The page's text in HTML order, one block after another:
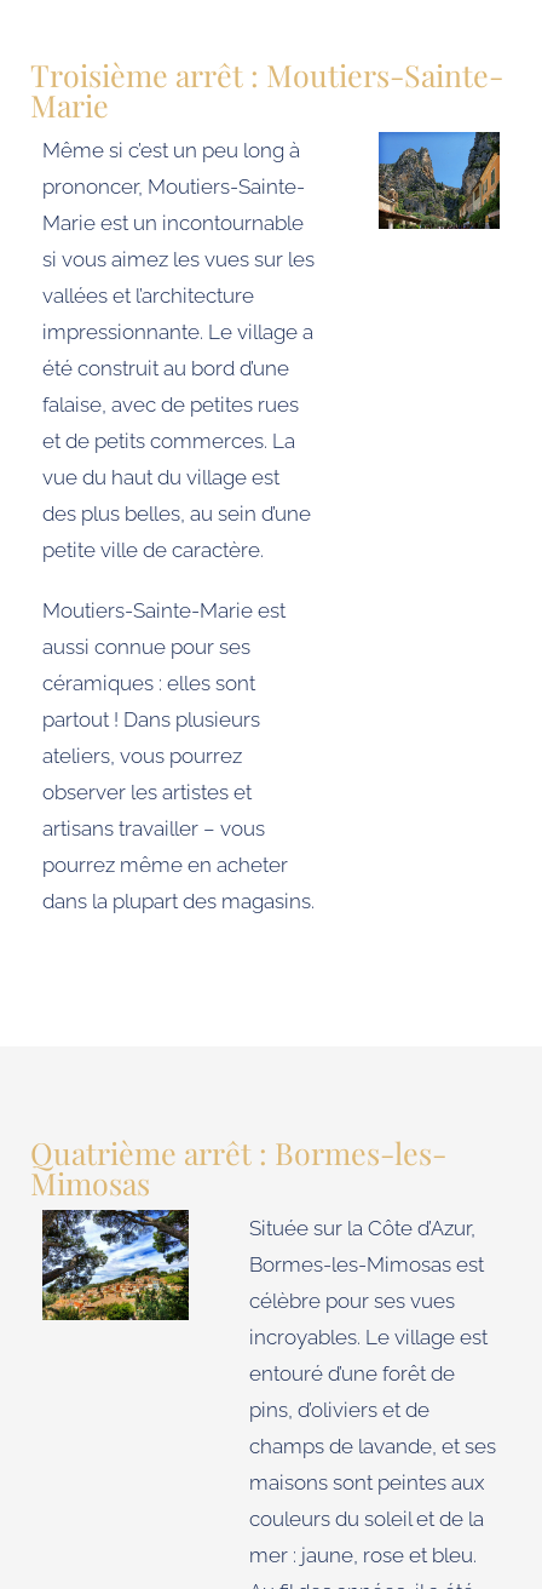
Troisième arrêt : Moutiers-Sainte-
Marie
Même si c’est un peu long à
prononcer, Moutiers-Sainte-
Marie est un incontournable
si vous aimez les vues sur les
vallées et l’architecture
impressionnante. Le village a
été construit au bord d’une
falaise, avec de petites rues
et de petits commerces. La
vue du haut du village est
des plus belles, au sein d’une
petite ville de caractère.
Moutiers-Sainte-Marie est
aussi connue pour ses
céramiques : elles sont
partout ! Dans plusieurs
ateliers, vous pourrez
observer les artistes et
artisans travailler – vous
pourrez même en acheter
dans la plupart des magasins.
Quatrième arrêt : Bormes-les-
Mimosas
Située sur la Côte d’Azur,
Bormes-les-Mimosas est
célèbre pour ses vues
incroyables. Le village est
entouré d’une forêt de
pins, d’oliviers et de
champs de lavande, et ses
maisons sont peintes aux
couleurs du soleil et de la
mer : jaune, rose et bleu.